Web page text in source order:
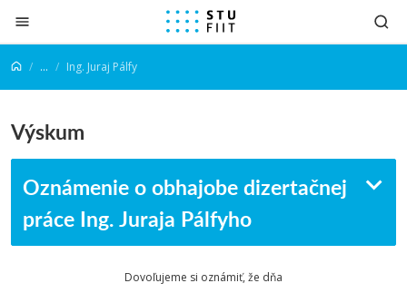
Prejsť na obsah
... Ing. Juraj Pálfy
Výskum
Oznámenie o obhajobe dizertačnej
práce Ing. Juraja Pálfyho
Dovoľujeme si oznámiť, že dňa